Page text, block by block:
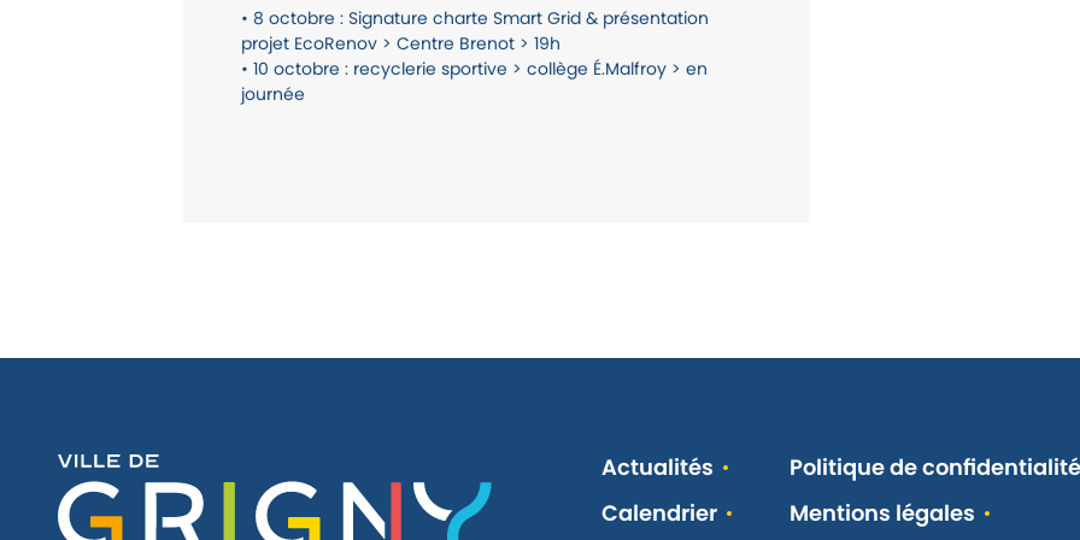
• 8 octobre : Signature charte Smart Grid & présentation
projet EcoRenov > Centre Brenot > 19h
• 10 octobre : recyclerie sportive > collège É.Malfroy > en
journée
Actualités
Calendrier
Politique de confidentialité
Mentions légales